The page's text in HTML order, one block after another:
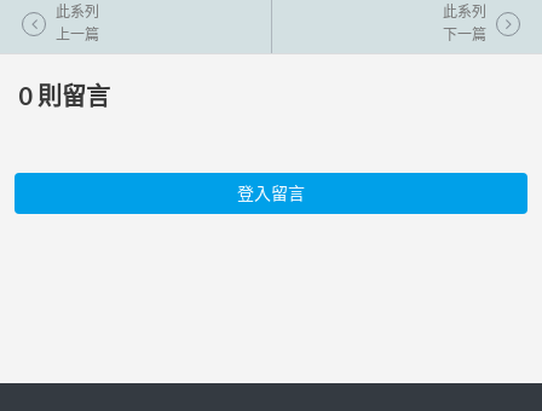
此系列
上一篇
此系列
下一篇
0 則留言
登入留言